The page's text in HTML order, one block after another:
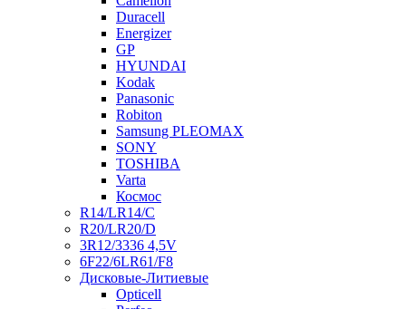
Duracell
Energizer
GP
HYUNDAI
Kodak
Panasonic
Robiton
Samsung PLEOMAX
SONY
TOSHIBA
Varta
Космос
R14/LR14/C
R20/LR20/D
3R12/3336 4,5V
6F22/6LR61/F8
Дисковые-Литиевые
Opticell